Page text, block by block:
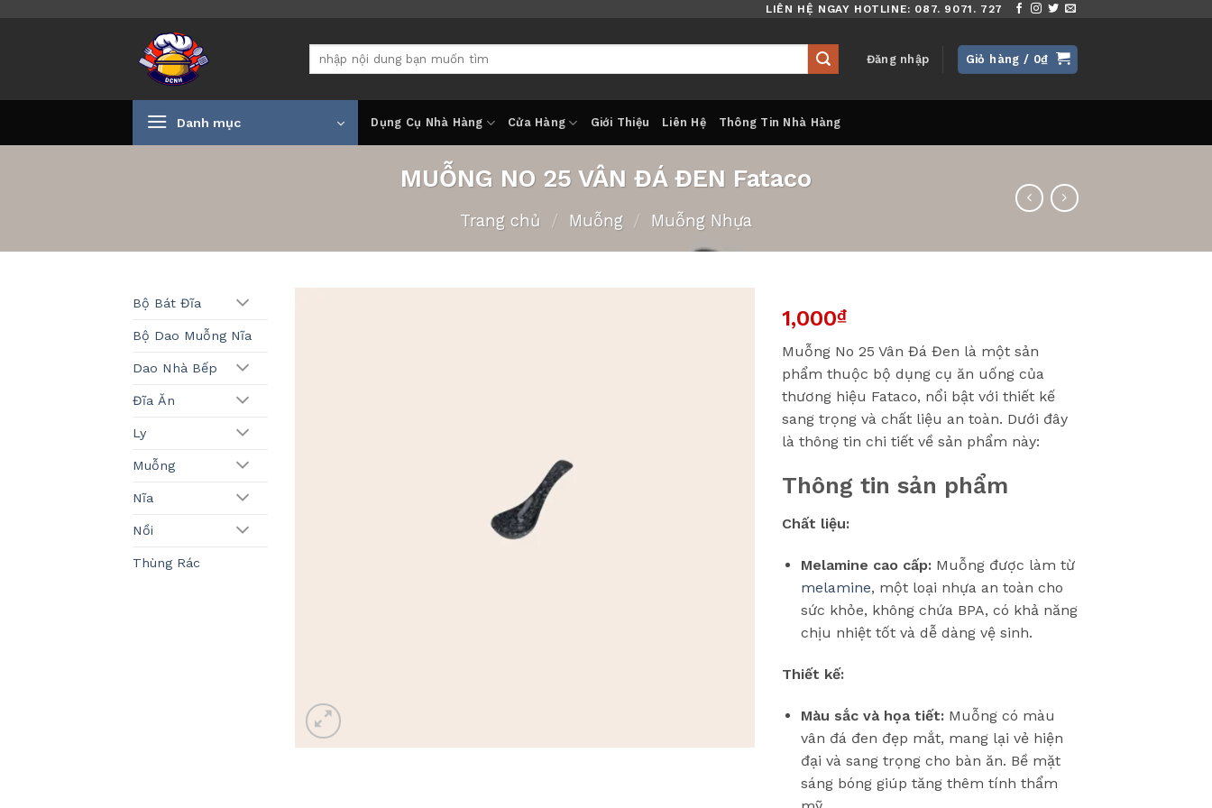
LIÊN HỆ NGAY HOTLINE: 087. 9071. 727
Tìm
kiếm:
Đăng nhập Giỏ hàng / 0₫
Danh mục Dụng Cụ Nhà Hàng Cửa Hàng Giới Thiệu Liên Hệ Thông Tin Nhà Hàng
MUỖNG NO 25 VÂN ĐÁ ĐEN Fataco
Trang chủ / Muỗng / Muỗng Nhựa
Bộ Bát Đĩa
Bộ Dao Muỗng Nĩa
Dao Nhà Bếp
Đĩa Ăn
Ly
Muỗng
Nĩa
Nồi
Thùng Rác
1,000₫
Muỗng No 25 Vân Đá Đen là một sản
phẩm thuộc bộ dụng cụ ăn uống của
thương hiệu Fataco, nổi bật với thiết kế
sang trọng và chất liệu an toàn. Dưới đây
là thông tin chi tiết về sản phẩm này:
Thông tin sản phẩm
Chất liệu:
Melamine cao cấp:Muỗng được làm từ
melamine, một loại nhựa an toàn cho
sức khỏe, không chứa BPA, có khả năng
chịu nhiệt tốt và dễ dàng vệ sinh.
Thiết kế:
Màu sắc và họa tiết:Muỗng có màu
vân đá đen đẹp mắt, mang lại vẻ hiện
đại và sang trọng cho bàn ăn. Bề mặt
sáng bóng giúp tăng thêm tính thẩm